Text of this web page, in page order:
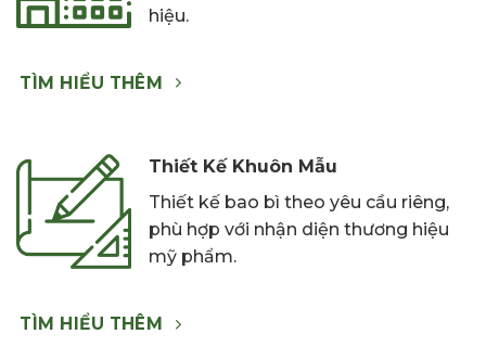
hiệu.
TÌM HIỂU THÊM
Thiết Kế Khuôn Mẫu
Thiết kế bao bì theo yêu cầu riêng,
phù hợp với nhận diện thương hiệu
mỹ phẩm.
TÌM HIỂU THÊM